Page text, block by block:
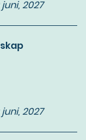
2027
2027